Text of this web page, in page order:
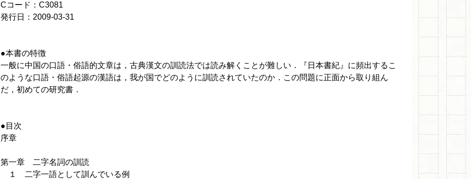
Cコード：C3081
発行日：2009-03-31
●本書の特徴
一般に中国の口語・俗語的文章は，古典漢文の訓読法では読み解くことが難しい．『日本書紀』に頻出するこ
のような口語・俗語起源の漢語は，我が国でどのように訓読されていたのか．この問題に正面から取り組ん
だ，初めての研究書．
●目次
序章
第一章 二字名詞の訓読
１ 二字一語として訓んでいる例